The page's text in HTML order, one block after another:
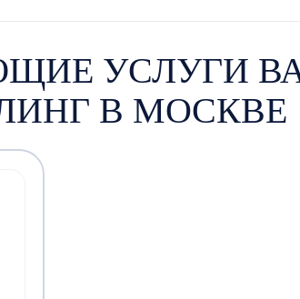
УСЛУГИ
В МОСКВЕ